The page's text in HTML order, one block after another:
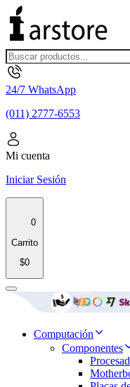
24/7 WhatsApp
(011) 2777-6553
Mi cuenta
Iniciar Sesión
0
Carrito
$0
Computación
Componentes